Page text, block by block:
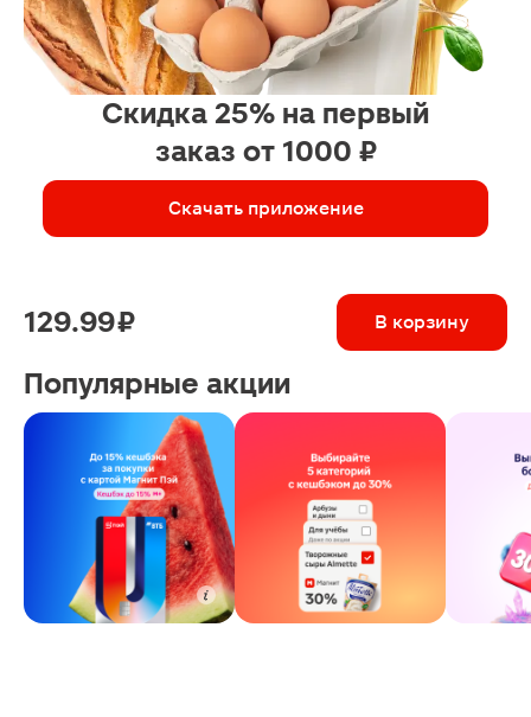
Скидка 25% на первый
заказ от 1000 ₽
Скачать приложение
129.99 ₽ В корзину
Популярные акции